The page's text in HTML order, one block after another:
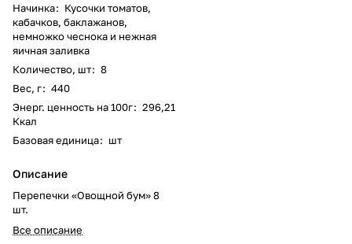
Начинка: Кусочки томатов,
кабачков, баклажанов,
немножко чеснока и нежная
яичная заливка
Количество, шт: 8
Вес, г: 440
Энерг. ценность на 100г: 296,21
Ккал
Базовая единица: шт
Описание
Перепечки «Овощной бум» 8
шт.
Все описание